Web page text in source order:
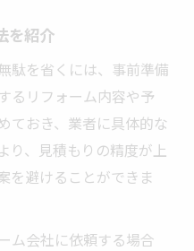
を紹介
駄を省くには、事前準備
るリフォーム内容や予
ておき、業者に具体的な
り、見積もりの精度が上
を避けることができま
ム会社に依頼する場合